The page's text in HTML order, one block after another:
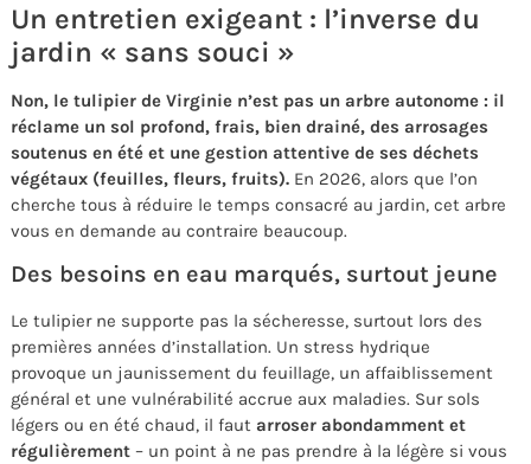
Un entretien exigeant : l’inverse du
jardin « sans souci »
Non, le tulipier de Virginie n’est pas un arbre autonome : il
réclame un sol profond, frais, bien drainé, des arrosages
soutenus en été et une gestion attentive de ses déchets
végétaux (feuilles, fleurs, fruits). En 2026, alors que l’on
cherche tous à réduire le temps consacré au jardin, cet arbre
vous en demande au contraire beaucoup.
Des besoins en eau marqués, surtout jeune
Le tulipier ne supporte pas la sécheresse, surtout lors des
premières années d’installation. Un stress hydrique
provoque un jaunissement du feuillage, un affaiblissement
général et une vulnérabilité accrue aux maladies. Sur sols
légers ou en été chaud, il faut arroser abondamment et
régulièrement – un point à ne pas prendre à la légère si vous